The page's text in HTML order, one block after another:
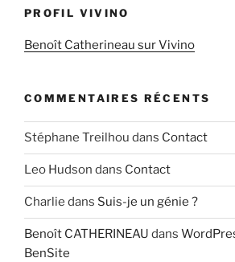
PROFIL VIVINO
Benoît Catherineau sur Vivino
COMMENTAIRES RÉCENTS
Stéphane Treilhou dans Contact
Leo Hudson dans Contact
Charlie dans Suis-je un génie ?
Benoît CATHERINEAU dans
BenSite